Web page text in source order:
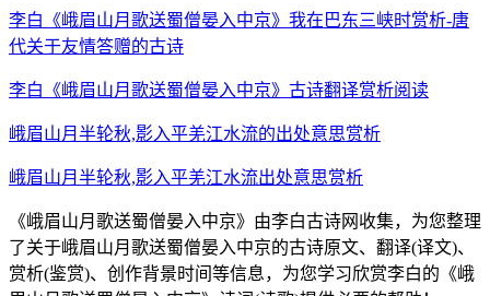
李白《峨眉山月歌送蜀僧晏入中京》我在巴东三峡时赏析-唐
代关于友情答赠的古诗
李白《峨眉山月歌送蜀僧晏入中京》古诗翻译赏析阅读
峨眉山月半轮秋,影入平羌江水流的出处意思赏析
峨眉山月半轮秋,影入平羌江水流出处意思赏析
《峨眉山月歌送蜀僧晏入中京》由李白古诗网收集，为您整理
了关于峨眉山月歌送蜀僧晏入中京的古诗原文、翻译(译文)、
赏析(鉴赏)、创作背景时间等信息，为您学习欣赏李白的《峨